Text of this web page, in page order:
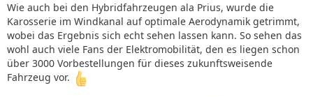
Wie auch bei den Hybridfahrzeugen ala Prius, wurde die
Karosserie im Windkanal auf optimale Aerodynamik getrimmt,
wobei das Ergebnis sich echt sehen lassen kann. So sehen das
wohl auch viele Fans der Elektromobilität, den es liegen schon
über 3000 Vorbestellungen für dieses zukunftsweisende
Fahrzeug vor.